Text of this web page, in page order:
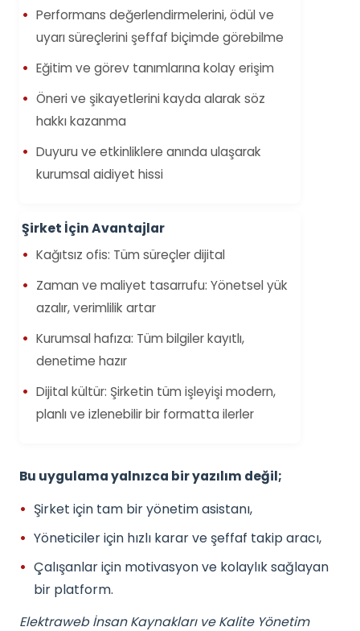
Performans değerlendirmelerini, ödül ve
uyarı süreçlerini şeffaf biçimde görebilme
Eğitim ve görev tanımlarına kolay erişim
Öneri ve şikayetlerini kayda alarak söz
hakkı kazanma
Duyuru ve etkinliklere anında ulaşarak
kurumsal aidiyet hissi
Şirket İçin Avantajlar
Kağıtsız ofis: Tüm süreçler dijital
Zaman ve maliyet tasarrufu: Yönetsel yük
azalır, verimlilik artar
Kurumsal hafıza: Tüm bilgiler kayıtlı,
denetime hazır
Dijital kültür: Şirketin tüm işleyişi modern,
planlı ve izlenebilir bir formatta ilerler
Bu uygulama yalnızca bir yazılım değil;
Şirket için tam bir yönetim asistanı,
Yöneticiler için hızlı karar ve şeffaf takip aracı,
Çalışanlar için motivasyon ve kolaylık sağlayan
bir platform.
Elektraweb İnsan Kaynakları ve Kalite Yönetim